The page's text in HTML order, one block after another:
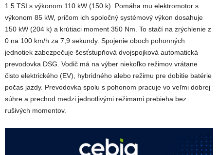
1.5 TSI s výkonom 110 kW (150 k). Pomáha mu elektromotor s
výkonom 85 kW, pričom ich spoločný systémový výkon dosahuje
150 kW (204 k) a krútiaci moment 350 Nm. To stačí na zrýchlenie z
0 na 100 km/h za 7,9 sekundy. Spojenie oboch pohonných
jednotiek zabezpečuje šesťstupňová dvojspojková automatická
prevodovka DSG. Vodič má na výber niekoľko režimov vrátane
čisto elektrického (EV), hybridného alebo režimu pre dobitie batérie
počas jazdy. Prevodovka spolu s pohonom pracuje vo veľmi dobrej
súhre a prechod medzi jednotlivými režimami prebieha bez
rušivých momentov.